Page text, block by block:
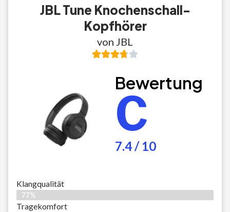
JBL Tune Knochenschall-
Kopfhörer
von JBL
Bewertung
C
7.4 / 10
Klangqualität
77%
Tragekomfort